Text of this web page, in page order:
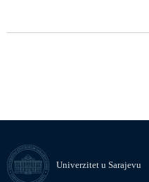
Univerzitet u Sarajevu